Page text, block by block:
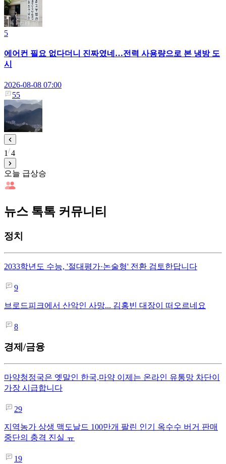
5
에어컨 필요 없다더니 진짜였네…전력 사용량으로 본 냉방 도
시
2026-08-08 07:00
55
1 4
오늘 급상승
뉴스 톡톡 커뮤니티
정치
2033학년도 수능, '절대평가·논술형' 전환 검토한답니다
9
브로드피크에서 산악인 사망... 김홍빈 대장이 떠오르네요
8
경제/금융
마약청정국은 옛말인 한국,마약 이제는 온라인 유통망 차단이
가장 시급합니다
29
지역농가 상생 맥도날드 100만개 팔린 인기 옥수수 버거 판매
중단의 충격 진실 ㅠ
19